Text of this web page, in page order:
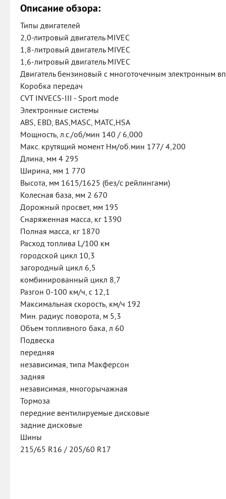
Описание обзора:
Типы двигателей
2,0-литровый двигатель MIVEC
1,8-литровый двигатель MIVEC
1,6-литровый двигатель MIVEC
Двигатель бензиновый с многоточечным электронным
Коробка передач
CVT INVECS-III - Sport mode
Электронные системы
ABS, EBD, BAS,MASC, MATC,HSА
Мощность, л.с./об/мин 140 / 6,000
Макс. крутящий момент Нм/об.мин 177/ 4,200
Длина, мм 4 295
Ширина, мм 1 770
Высота, мм 1615/1625 (без/с рейлингами)
Колесная база, мм 2 670
Дорожный просвет, мм 195
Снаряженная масса, кг 1390
Полная масса, кг 1870
Расход топлива L/100 км
городской цикл 10,3
загородный цикл 6,5
комбинированный цикл 8,7
Разгон 0-100 км/ч, с 12,1
Максимальная скорость, км/ч 192
Mин. радиус поворота, м 5,3
Объем топливного бака, л 60
Подвеска
передняя
независимая, типа Макферсон
задняя
независимая, многорычажная
Тормоза
передние вентилируемые дисковые
задние дисковые
Шины
215/65 R16 / 205/60 R17